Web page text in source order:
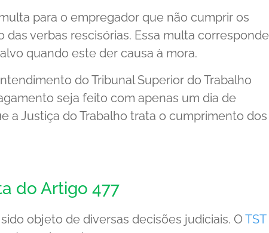
para o empregador que não cumprir os
verbas rescisórias. Essa multa corresponde
quando este der causa à mora.
do Tribunal Superior do Trabalho
seja feito com apenas um dia de
a Justiça do Trabalho trata o cumprimento dos
do Artigo 477
objeto de diversas decisões judiciais. O TST